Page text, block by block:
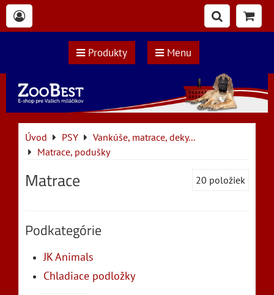
Produkty Menu
Úvod PSY
Vankúše, matrace, deky...
Matrace, podušky
Matrace 20 položiek
Podkategórie
JK Animals
Chladiace podložky